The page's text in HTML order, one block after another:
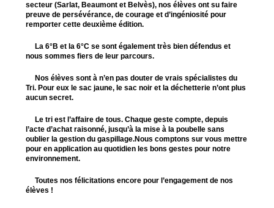
secteur (Sarlat, Beaumont et Belvès), nos élèves ont su faire
preuve de persévérance, de courage et d’ingéniosité pour
remporter cette deuxième édition.
La 6°B et la 6°C se sont également très bien défendus et
nous sommes fiers de leur parcours.
Nos élèves sont à n’en pas douter de vrais spécialistes du
Tri. Pour eux le sac jaune, le sac noir et la déchetterie n’ont plus
aucun secret.
Le tri est l’affaire de tous. Chaque geste compte, depuis
l’acte d’achat raisonné, jusqu’à la mise à la poubelle sans
oublier la gestion du gaspillage.Nous comptons sur vous mettre
pour en application au quotidien les bons gestes pour notre
environnement.
Toutes nos félicitations encore pour l’engagement de nos
élèves !